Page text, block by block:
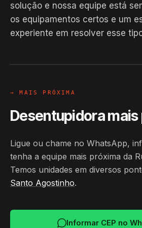
solução e nossa equipe está
os equipamentos certos e um
experiente em resolver esse
EM CAMPO
Hiroshiro · Rua Vitória
→ MAIS PRÓXIMA
Desentupidora mais
Ligue ou chame no WhatsApp,
tenha a equipe mais próxima da
Temos unidades em diversos
Santo Agostinho.
Informar CEP no